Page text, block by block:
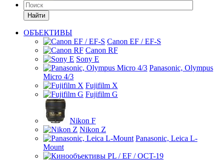
Найти
ОБЪЕКТИВЫ
Canon EF / EF-S
Canon RF
Sony E
Panasonic, Olympus
Micro 4/3
Fujifilm X
Fujifilm G
Nikon F
Nikon Z
Panasonic, Leica L-
Mount